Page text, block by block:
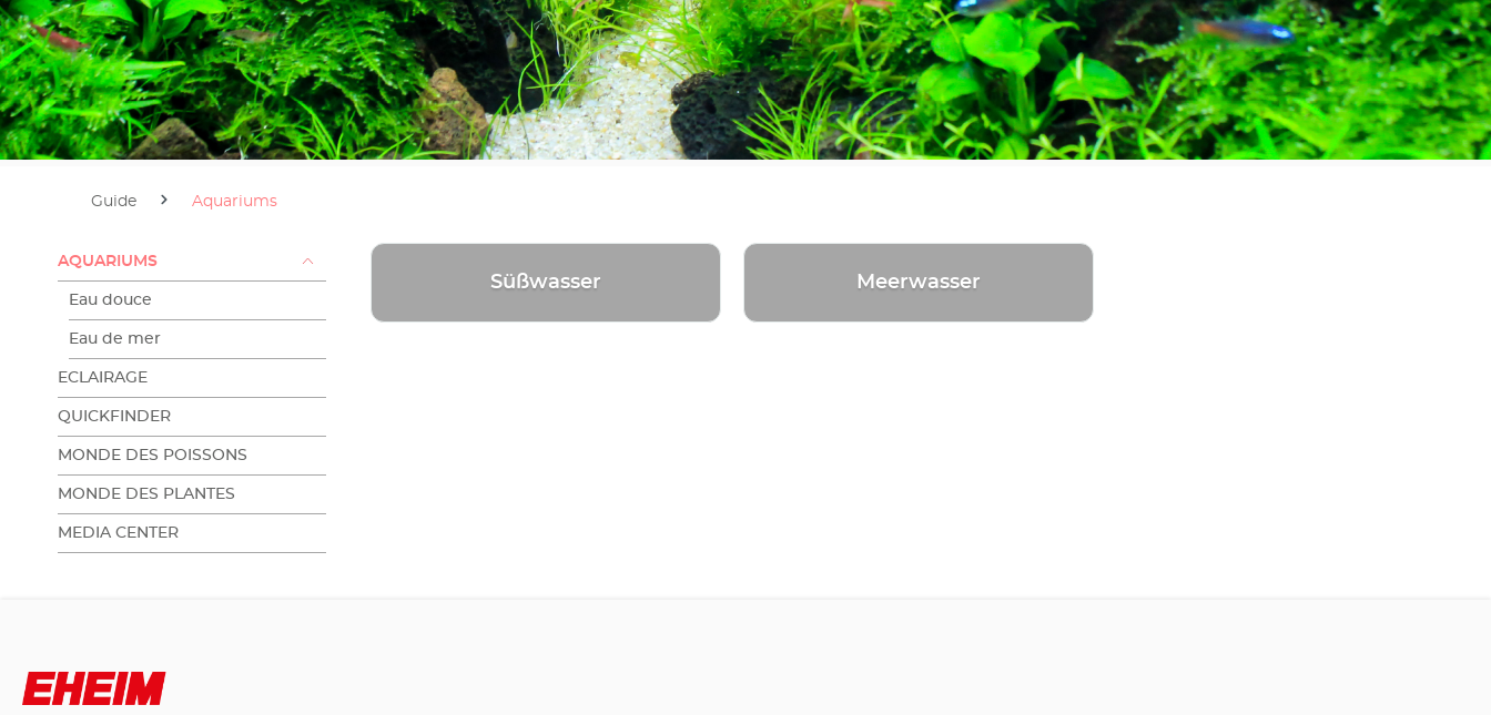
Guide Aquariums
AQUARIUMS
Eau douce
Eau de mer
ECLAIRAGE
QUICKFINDER
MONDE DES POISSONS
MONDE DES PLANTES
MEDIA CENTER
Süßwasser Meerwasser